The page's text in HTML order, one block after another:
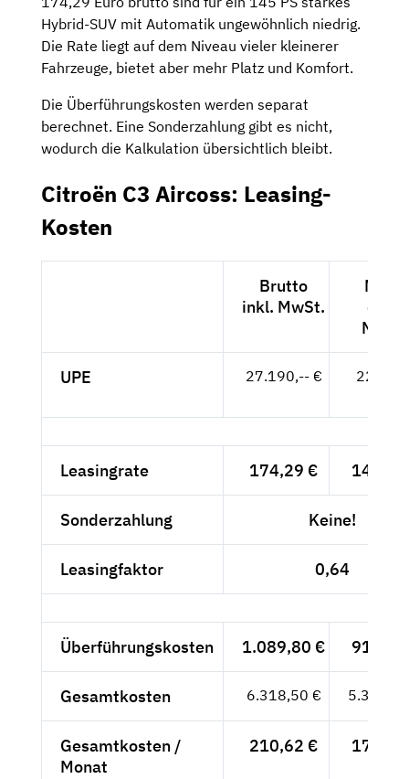
Hybrid-SUV mit Automatik ungewöhnlich niedrig.
Die Rate liegt auf dem Niveau vieler kleinerer
Fahrzeuge, bietet aber mehr Platz und Komfort.
Die Überführungskosten werden separat
berechnet. Eine Sonderzahlung gibt es nicht,
wodurch die Kalkulation übersichtlich bleibt.
Citroën C3 Aircoss: Leasing-
Kosten
Brutto
inkl. MwSt.
Netto
exkl.
MwSt.
UPE 27.190,-- €
Leasingrate 174,29 € 146,46
Sonderzahlung Keine!
Leasingfaktor 0,64
Überführungskosten 1.089,80 € 915,80
Gesamtkosten 6.318,50 €
Gesamtkosten /
Monat
210,62 € 176,99